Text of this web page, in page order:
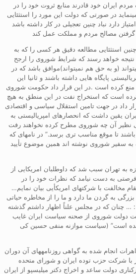
ایران خود قادرند منابع ثروت خود را در
در صورتی که دولت این مورد را استثئایی
دارد نباد چنین تعجیلی در کار داشته باشد
گرفتن مصالح مردم و مملکت عمل کند
استثئایی مطالعه دقیق هر کسی را که به
نتیجه خواهد رسند که شرایط شوروی را ارجح
(و به حق هم نمیتواند)موافق باشد که در
پایگاه هایی داشته باشند و ثانیا این
عمل را ماده ۱۳ قرار داد ۱۹۲۱ منع کرده است .در این قرار داد حکومت شوروی
کرده است که استخراج نفت در این منطق به هیچ
داد در جهت تامین استقلال سیاسی و اقتصادی
یقین داشت که انحصارهای امپریالیستی به
نظیر آن چه شوروی مطرح کرده نخواهند رفت
تا موقع مناسب تری برسد.” در نامهای که
به سفیر شوروی نوشته اند همین موضوع تأیید
به تهران سبب شد که داوطلبان امریکایی از
به دست نیامد که نظرات خود را در
مخالفت با شرکتهای امریکأیی بیان نمایم…
به گردن ما دارد و ما را از مخاطره حیاتی
چنان که در مجلس علناً اظهار داشتم گذشته
دولت شوروی از صحنه سیاست ایران غایب
است” (سیاست موازنه منفی حسین کی
انجام شده به گواهی روزنامههای آن دوران
با شرکت حزب توده ایران و شورای متحده
دولت ساعد و اخراج دکتر میلیسپو از ایران